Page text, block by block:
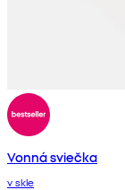
Vonná sviečka
v skle